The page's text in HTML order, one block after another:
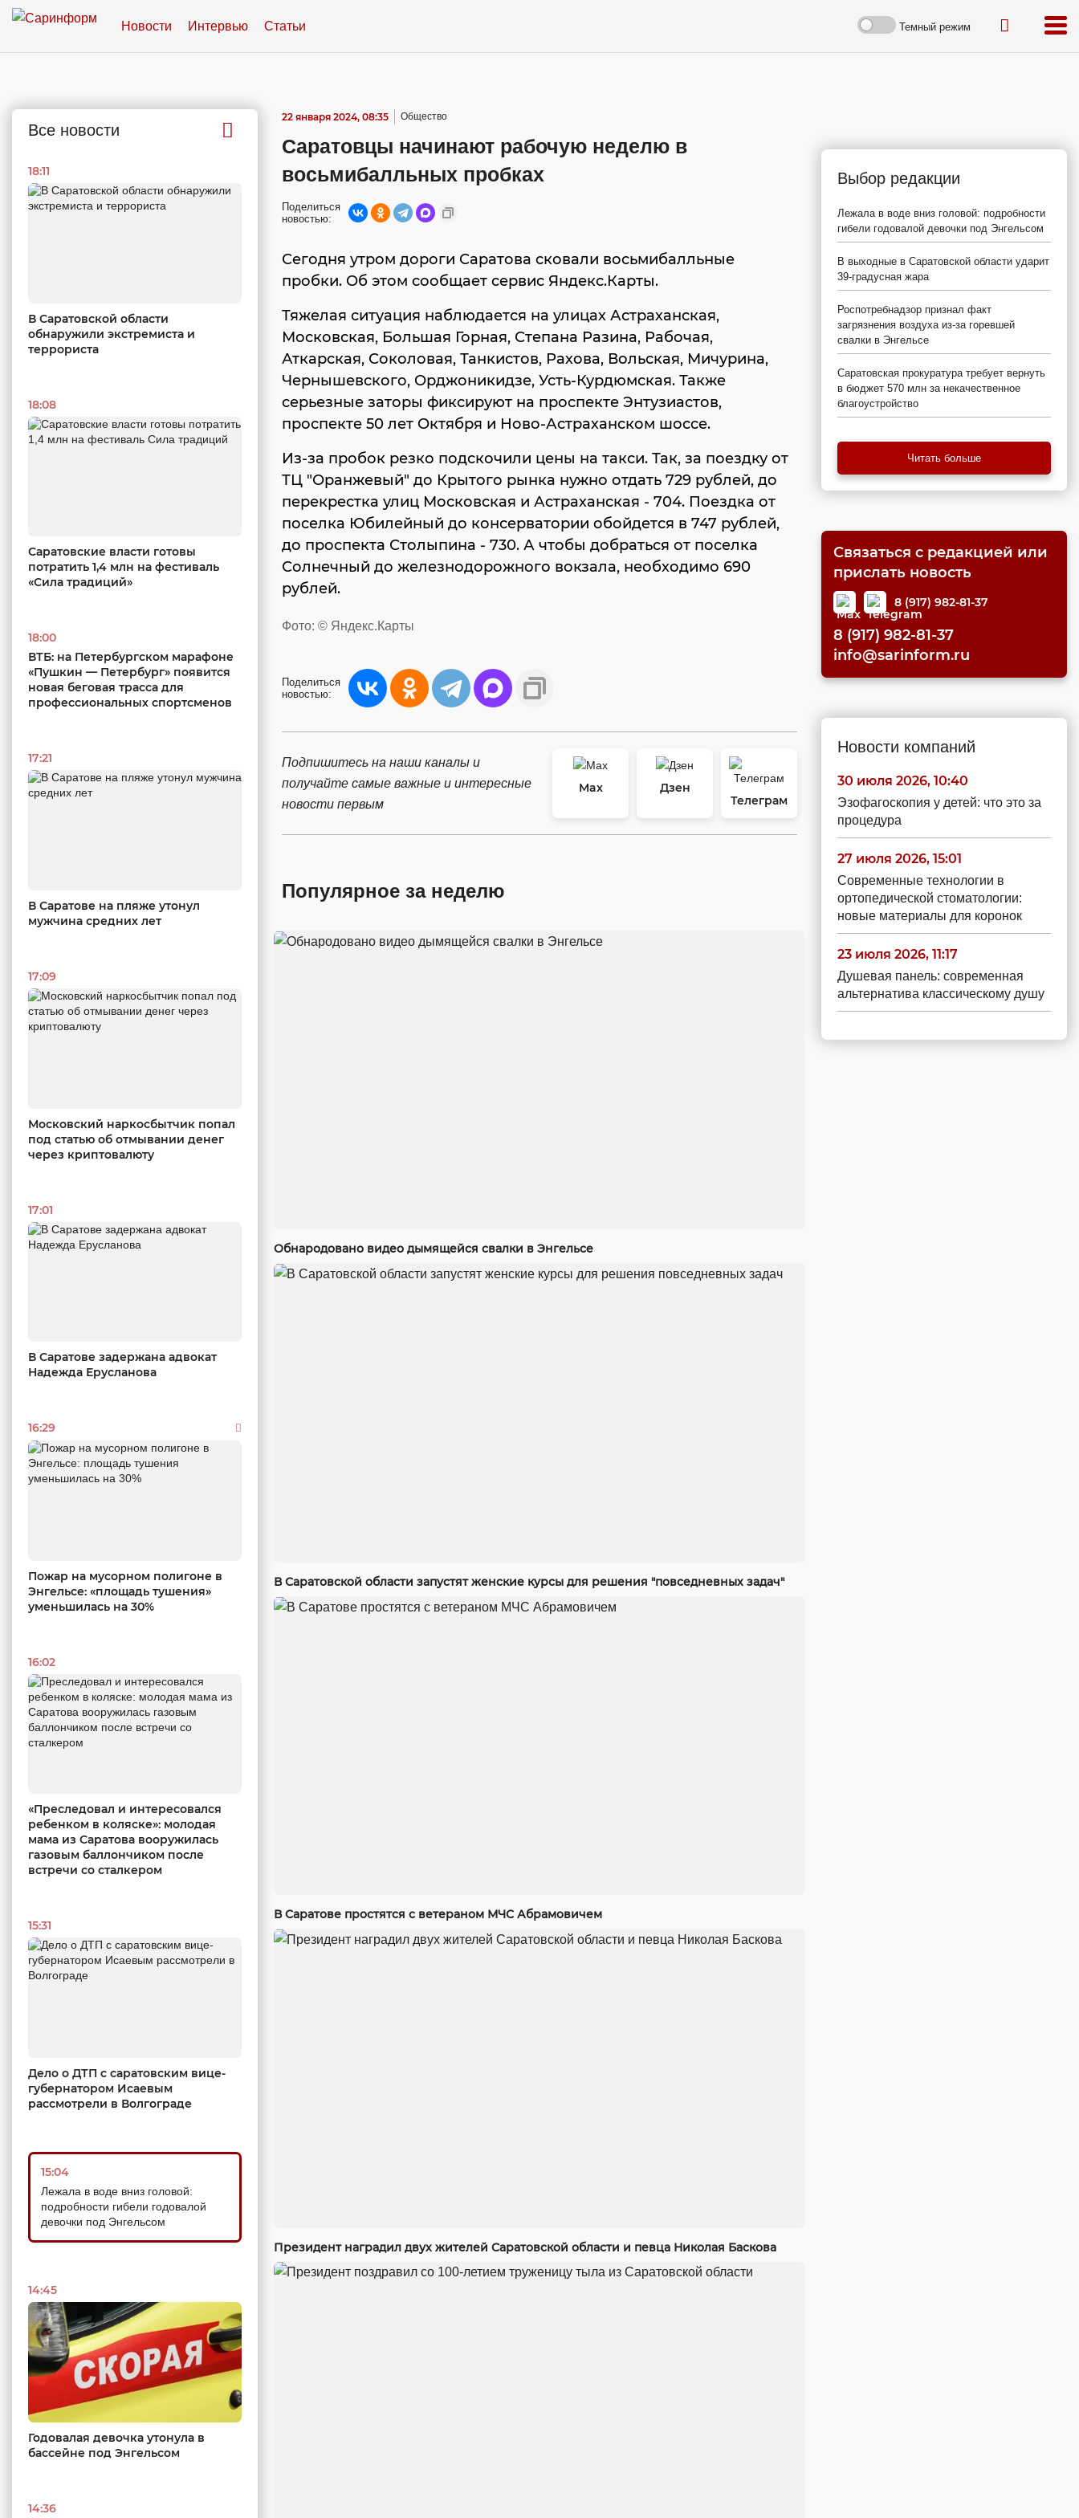
Новости Интервью Статьи Темный режим
Все новости
18:11
В Саратовской области
обнаружили экстремиста и
террориста
18:08
Саратовские власти готовы
потратить 1,4 млн на фестиваль
«Сила традиций»
18:00
ВТБ: на Петербургском марафоне
«Пушкин — Петербург» появится
новая беговая трасса для
профессиональных спортсменов
17:21
В Саратове на пляже утонул
мужчина средних лет
17:09
Московский наркосбытчик попал
под статью об отмывании денег
через криптовалюту
17:01
В Саратове задержана адвокат
Надежда Ерусланова
16:29
Пожар на мусорном полигоне в
Энгельсе: «площадь тушения»
уменьшилась на 30%
16:02
«Преследовал и интересовался
ребенком в коляске»: молодая
мама из Саратова вооружилась
газовым баллончиком после
встречи со сталкером
15:31
Дело о ДТП с саратовским вице-
губернатором Исаевым
рассмотрели в Волгограде
15:04
Лежала в воде вниз головой:
подробности гибели годовалой
девочки под Энгельсом
14:45
Годовалая девочка утонула в
бассейне под Энгельсом
14:36
22 января 2024, 08:35 Общество
Саратовцы начинают рабочую неделю в
восьмибалльных пробках
Поделиться
новостью:
Сегодня утром дороги Саратова сковали восьмибалльные
пробки. Об этом сообщает сервис Яндекс.Карты.
Тяжелая ситуация наблюдается на улицах Астраханская,
Московская, Большая Горная, Степана Разина, Рабочая,
Аткарская, Соколовая, Танкистов, Рахова, Вольская, Мичурина,
Чернышевского, Орджоникидзе, Усть-Курдюмская. Также
серьезные заторы фиксируют на проспекте Энтузиастов,
проспекте 50 лет Октября и Ново-Астраханском шоссе.
Из-за пробок резко подскочили цены на такси. Так, за поездку от
ТЦ "Оранжевый" до Крытого рынка нужно отдать 729 рублей, до
перекрестка улиц Московская и Астраханская - 704. Поездка от
поселка Юбилейный до консерватории обойдется в 747 рублей,
до проспекта Столыпина - 730. А чтобы добраться от поселка
Солнечный до железнодорожного вокзала, необходимо 690
рублей.
Фото: © Яндекс.Карты
Поделиться
новостью:
Подпишитесь на наши каналы и
получайте самые важные и интересные
новости первым
Max
Дзен
Телеграм
Популярное за неделю
Обнародовано видео дымящейся свалки в Энгельсе
В Саратовской области запустят женские курсы для решения "повседневных задач"
В Саратове простятся с ветераном МЧС Абрамовичем
Президент наградил двух жителей Саратовской области и певца Николая Баскова
Выбор редакции
Лежала в воде вниз головой: подробности
гибели годовалой девочки под Энгельсом
В выходные в Саратовской области ударит
39-градусная жара
Роспотребнадзор признал факт
загрязнения воздуха из-за горевшей
свалки в Энгельсе
Саратовская прокуратура требует вернуть
в бюджет 570 млн за некачественное
благоустройство
Читать больше
Связаться с редакцией или
прислать новость
8 (917) 982-81-37
8 (917) 982-81-37
info@sarinform.ru
Новости компаний
30 июля 2026, 10:40
Эзофагоскопия у детей: что это за
процедура
27 июля 2026, 15:01
Современные технологии в
ортопедической стоматологии:
новые материалы для коронок
23 июля 2026, 11:17
Душевая панель: современная
альтернатива классическому душу